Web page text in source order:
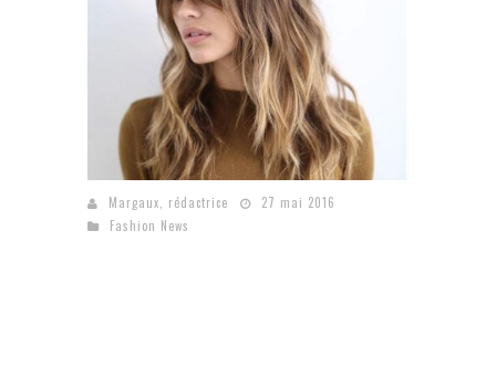
Anti chute cheveux homme : quelles solutions pour renforcer sa chevelure ?
Comment faire pour ouvrir un salon de
coiffure ?
Margaux, rédactrice
27 mai 2016
Fashion News